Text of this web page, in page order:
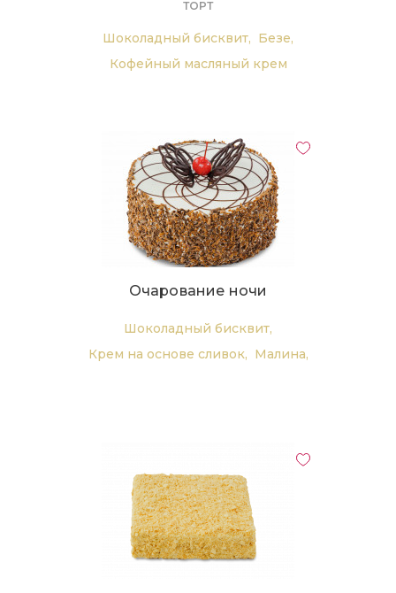
ТОРТ
Шоколадный бисквит, Безе,
Кофейный масляный крем
Очарование ночи
Шоколадный бисквит,
Крем на основе сливок, Малина,